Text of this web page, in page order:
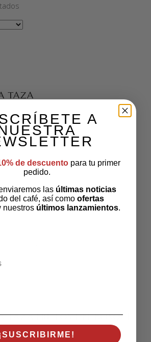
TAZA
taza. 700 gr.
TAZA CLÁSICO
naranja. 10 sobres.
FRUTOS DEL BOSQUE
A
de descuentopara tu primer
pedido.
las últimas noticias
del café, así como ofertas
últimos lanzamientos.